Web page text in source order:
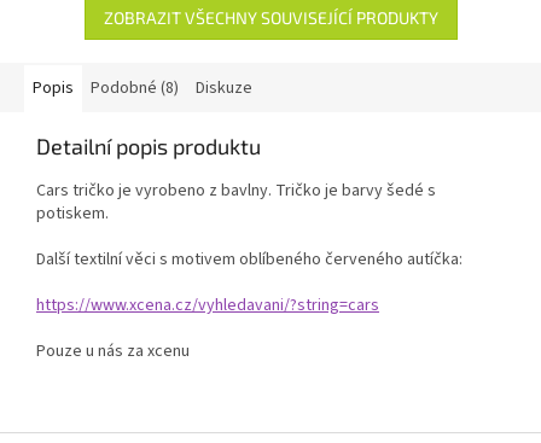
ZOBRAZIT VŠECHNY SOUVISEJÍCÍ PRODUKTY
Popis Podobné (8) Diskuze
Detailní popis produktu
Cars tričko je vyrobeno z bavlny. Tričko je barvy šedé s
potiskem.
Další textilní věci s motivem oblíbeného červeného autíčka:
https://www.xcena.cz/vyhledavani/?string=cars
Pouze u nás za xcenu